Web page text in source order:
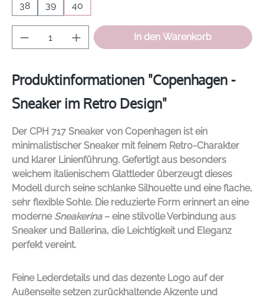
38
39 40
Produkt Anzahl: Gib den gewünschten
In den Warenkorb
Produktinformationen "Copenhagen -
Sneaker im Retro Design"
Der CPH 717 Sneaker von Copenhagen ist ein
minimalistischer Sneaker mit feinem Retro-Charakter
und klarer Linienführung. Gefertigt aus besonders
weichem italienischem Glattleder überzeugt dieses
Modell durch seine schlanke Silhouette und eine flache,
sehr flexible Sohle. Die reduzierte Form erinnert an eine
moderne Sneakerina– eine stilvolle Verbindung aus
Sneaker und Ballerina, die Leichtigkeit und Eleganz
perfekt vereint.
Feine Lederdetails und das dezente Logo auf der
Außenseite setzen zurückhaltende Akzente und